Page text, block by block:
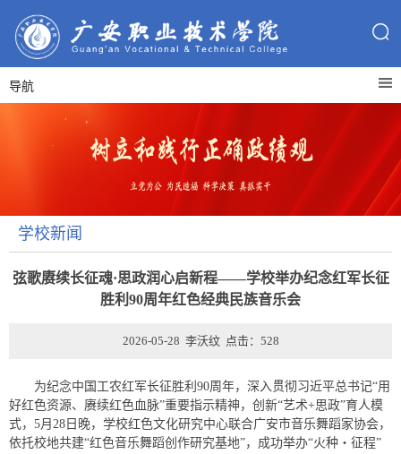
导航
学校新闻
弦歌赓续长征魂·思政润心启新程——学校举办纪念红军长征
胜利90周年红色经典民族音乐会
2026-05-28 李沃纹 点击： 528
为纪念中国工农红军长征胜利90周年，深入贯彻习近平总书记“用
好红色资源、赓续红色血脉”重要指示精神，创新“艺术+思政”育人模
式，5月28日晚，学校红色文化研究中心联合广安市音乐舞蹈家协会，
依托校地共建“红色音乐舞蹈创作研究基地”，成功举办“火种・征程”